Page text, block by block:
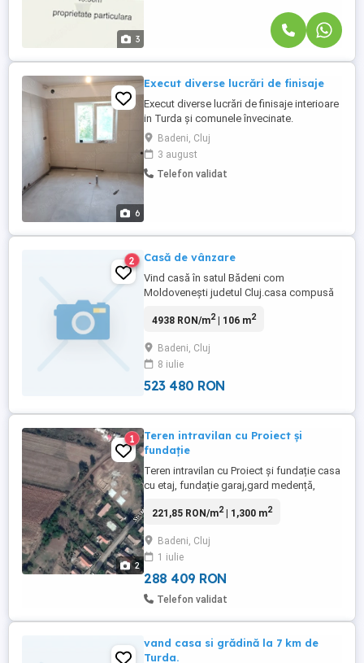
3
6
Execut diverse lucrări de finisaje
Execut diverse lucrări de finisaje interioare
in Turda și comunele învecinate.
Badeni, Cluj
3 august
Telefon validat
2 Casă de vânzare
Vind casă în satul Bădeni com
Moldovenești judetul Cluj.casa compusă
fîntînă cu hidrofor apă de la rețea curent
găini teren intravilan de 1800 mp .casă are
geamuri termopan, uși termopan izolată în
exterior.
4938 RON/m2| 106 m2
Badeni, Cluj
8 iulie
523 480 RON
2
1
Teren intravilan cu Proiect și
fundație
Teren intravilan cu Proiect și fundație casa
cu etaj, fundație garaj,gard medență,
in regula m-ai multe detalii la tel
221,85 RON/m2| 1,300 m2
Badeni, Cluj
1 iulie
288 409 RON
Telefon validat
vand casa si grădină la 7 km de
Turda.